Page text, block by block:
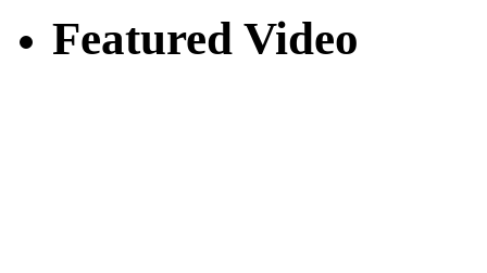
Featured Video